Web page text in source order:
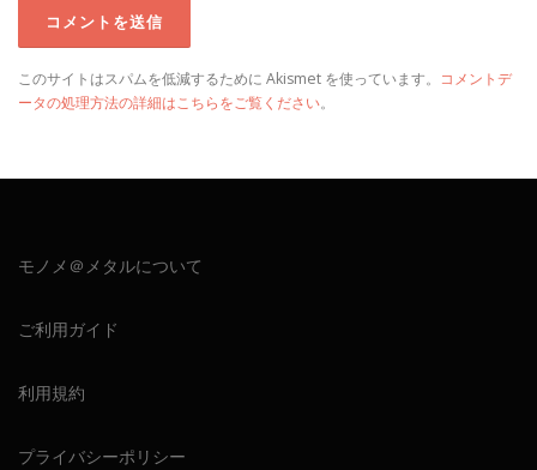
このサイトはスパムを低減するために Akismet を使っています。 コメントデ
ータの処理方法の詳細はこちらをご覧ください。
モノメ＠メタルについて
ご利用ガイド
利用規約
プライバシーポリシー